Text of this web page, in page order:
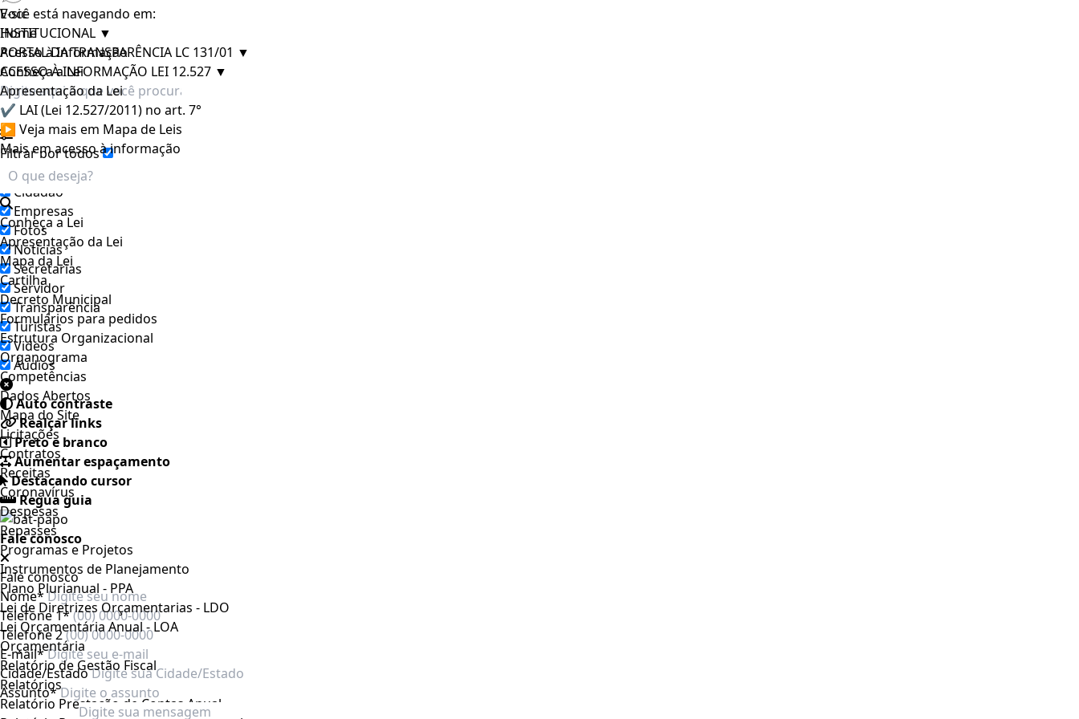
E-sic
INSTITUCIONAL ▼
PORTAL DA TRANSPARÊNCIA LC 131/01 ▼
ACESSO À INFORMAÇÃO LEI 12.527 ▼
Filtrar por todos
Acesso à Informação
Cidadão
Empresas
Fotos
Notícias
Secretarias
Servidor
Transparência
Turistas
Videos
Áudios
Auto contraste
Realçar links
Preto e branco
Aumentar espaçamento
Destacando cursor
Regua guia
Fale conosco
Fale conosco
Nome*
Telefone 1*
Telefone 2
E-mail*
Cidade/Estado
Assunto*
Você está navegando em:
Home
Acesso à Informação
Conheça a Lei
Apresentação da Lei
✔ LAI (Lei 12.527/2011) no art. 7°
▶ Veja mais em Mapa de Leis
Mais em acesso à informação
Conheça a Lei
Apresentação da Lei
Mapa da Lei
Cartilha
Decreto Municipal
Formulários para pedidos
Estrutura Organizacional
Organograma
Competências
Dados Abertos
Mapa do Site
Licitações
Contratos
Receitas
Coronavírus
Despesas
Repasses
Programas e Projetos
Instrumentos de Planejamento
Plano Plurianual - PPA
Lei de Diretrizes Orçamentarias - LDO
Lei Orçamentária Anual - LOA
Orçamentária
Relatório de Gestão Fiscal
Relatórios
Relatório Prestação de Contas Anual